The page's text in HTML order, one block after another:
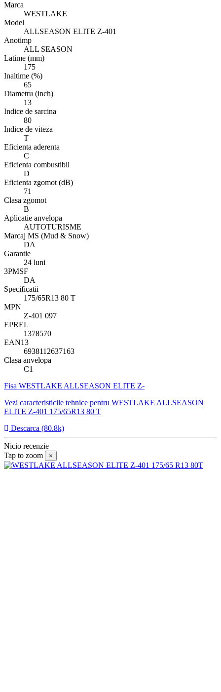
Marca
WESTLAKE
Model
ALLSEASON ELITE Z-401
Anotimp
ALL SEASON
Latime (mm)
175
Inaltime (%)
65
Diametru (inch)
13
Indice de sarcina
80
Indice de viteza
T
Eficienta aderenta
C
Eficienta combustibil
D
Eficienta zgomot (dB)
71
Clasa zgomot
B
Aplicatie anvelopa
AUTOTURISME
Marcaj MS (Mud & Snow)
DA
Garantie
24 luni
3PMSF
DA
Specificatii
175/65R13 80 T
MPN
Z-401 097
EPREL
1378570
EAN13
6938112637163
Clasa anvelopa
C1
Fisa WESTLAKE ALLSEASON ELITE Z-
Vezi caracteristicile tehnice pentru WESTLAKE ALLSEASON
ELITE Z-401 175/65R13 80 T
Descarca (80.8k)
Nicio recenzie
Tap to zoom
×